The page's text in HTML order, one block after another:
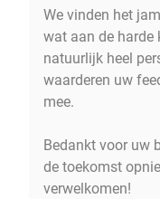
We vinden het
wat aan de
natuurlijk heel
waarderen uw
mee.
Bedankt voor uw
de toekomst
verwelkomen!